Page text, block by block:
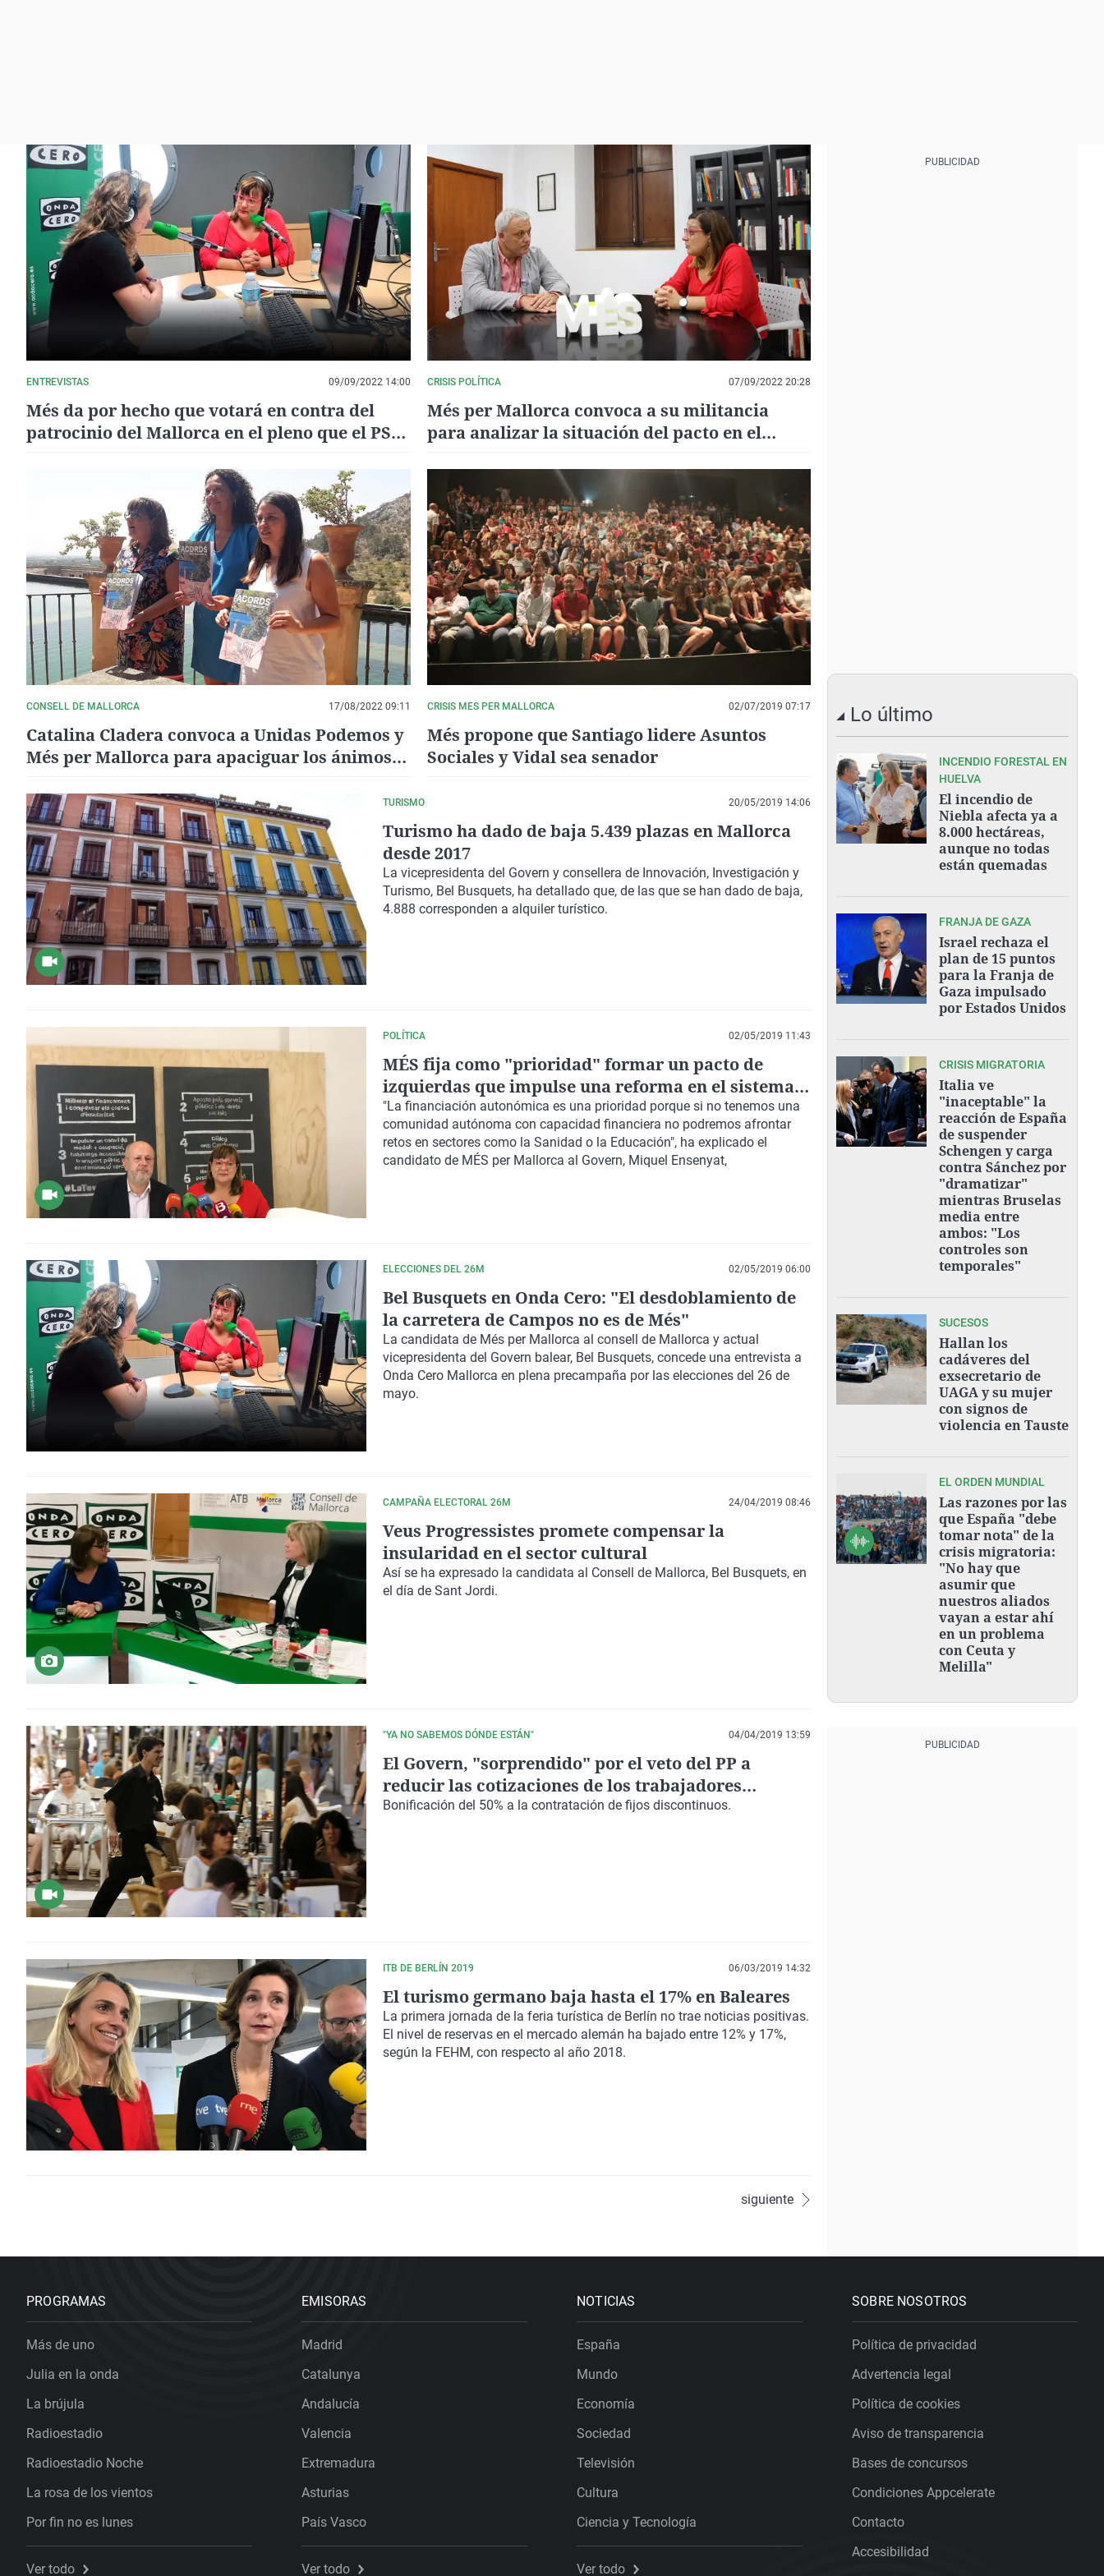
ENTREVISTAS 09/09/2022 14:00
Més da por hecho que votará en contra del
patrocinio del Mallorca en el pleno que el PSIB
CRISIS POLÍTICA 07/09/2022 20:28
Més per Mallorca convoca a su militancia
para analizar la situación del pacto en el
CONSELL DE MALLORCA 17/08/2022 09:11
Catalina Cladera convoca a Unidas Podemos y
Més per Mallorca para apaciguar los ánimos
Real Mallorca
CRISIS MES PER MALLORCA 02/07/2019 07:17
Més propone que Santiago lidere Asuntos
Sociales y Vidal sea senador
TURISMO 20/05/2019 14:06
Turismo ha dado de baja 5.439 plazas en Mallorca
desde 2017
La vicepresidenta del Govern y consellera de Innovación, Investigación y
Turismo, Bel Busquets, ha detallado que, de las que se han dado de baja,
4.888 corresponden a alquiler turístico.
POLÍTICA 02/05/2019 11:43
MÉS fija como "prioridad" formar un pacto de
izquierdas que impulse una reforma en el sistema
de financiación
"La financiación autonómica es una prioridad porque si no tenemos una
comunidad autónoma con capacidad financiera no podremos afrontar
retos en sectores como la Sanidad o la Educación", ha explicado el
candidato de MÉS per Mallorca al Govern, Miquel Ensenyat,
ELECCIONES DEL 26M 02/05/2019 06:00
Bel Busquets en Onda Cero: "El desdoblamiento de
la carretera de Campos no es de Més"
La candidata de Més per Mallorca al consell de Mallorca y actual
vicepresidenta del Govern balear, Bel Busquets, concede una entrevista a
Onda Cero Mallorca en plena precampaña por las elecciones del 26 de
mayo.
CAMPAÑA ELECTORAL 26M 24/04/2019 08:46
Veus Progressistes promete compensar la
insularidad en el sector cultural
Así se ha expresado la candidata al Consell de Mallorca, Bel Busquets, en
el día de Sant Jordi.
"YA NO SABEMOS DÓNDE ESTÁN" 04/04/2019 13:59
El Govern, "sorprendido" por el veto del PP a
reducir las cotizaciones de los trabajadores
turísticos en temporada baja
Bonificación del 50% a la contratación de fijos discontinuos.
ITB DE BERLÍN 2019 06/03/2019 14:32
El turismo germano baja hasta el 17% en Baleares
La primera jornada de la feria turística de Berlín no trae noticias positivas.
El nivel de reservas en el mercado alemán ha bajado entre 12% y 17%,
según la FEHM, con respecto al año 2018.
siguiente
Lo último
INCENDIO FORESTAL EN
HUELVA
El incendio de
Niebla afecta ya a
8.000 hectáreas,
aunque no todas
están quemadas
FRANJA DE GAZA
Israel rechaza el
plan de 15 puntos
para la Franja de
Gaza impulsado
por Estados Unidos
CRISIS MIGRATORIA
Italia ve
"inaceptable" la
reacción de España
de suspender
Schengen y carga
contra Sánchez por
"dramatizar"
mientras Bruselas
media entre
ambos: "Los
controles son
temporales"
SUCESOS
Hallan los
cadáveres del
exsecretario de
UAGA y su mujer
con signos de
violencia en Tauste
EL ORDEN MUNDIAL
Las razones por las
que España "debe
tomar nota" de la
crisis migratoria:
"No hay que
asumir que
nuestros aliados
vayan a estar ahí
en un problema
con Ceuta y
Melilla"
PROGRAMAS
Más de uno
Julia en la onda
La brújula
Radioestadio
Radioestadio Noche
La rosa de los vientos
Por fin no es lunes
Ver todo
EMISORAS
Madrid
Catalunya
Andalucía
Valencia
Extremadura
Asturias
País Vasco
Ver todo
NOTICIAS
España
Mundo
Economía
Sociedad
Televisión
Cultura
Ciencia y Tecnología
Ver todo
SOBRE NOSOTROS
Política de privacidad
Advertencia legal
Política de cookies
Aviso de transparencia
Bases de concursos
Condiciones Appcelerate
Contacto
Accesibilidad